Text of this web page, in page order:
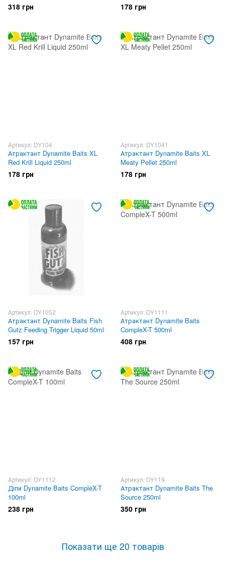
318 грн 178 грн
Артикул: DY104
Атрактант Dynamite Baits XL
Red Krill Liquid 250ml
178 грн
Артикул: DY1041
Атрактант Dynamite Baits XL
Meaty Pellet 250ml
178 грн
Артикул: DY1052
Атрактант Dynamite Baits Fish
Gutz Feeding Trigger Liquid 50ml
157 грн
Артикул: DY1111
Атрактант Dynamite Baits
CompleX-T 500ml
408 грн
Артикул: DY1112
Діпи Dynamite Baits CompleX-T
100ml
238 грн
Артикул: DY119
Атрактант Dynamite Baits The
Source 250ml
350 грн
Показати ще 20 товарів